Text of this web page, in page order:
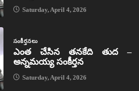
Saturday, April 4, 2026
సంకీర్తనలు
ఎంత చేసిన తనకేది తుద –
అన్నమయ్య సంకీర్తన
Saturday, April 4, 2026